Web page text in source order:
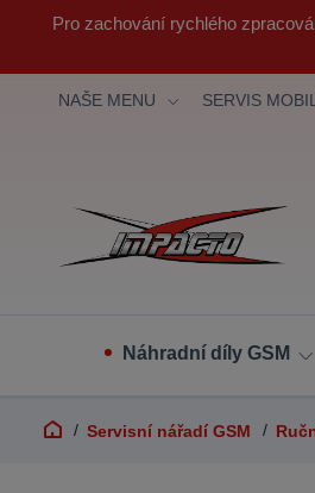
Pro zachování rychlého
NAŠE MENU SERVIS
Náhradní díly GSM
Servisní nářadí GSM